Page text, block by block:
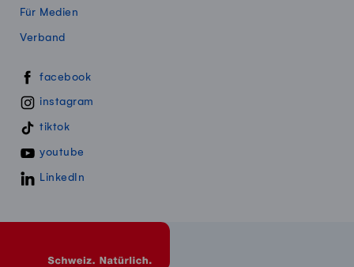
Für Medien
Verband
Swissmillk auf Social Media
facebook
instagram
tiktok
youtube
LinkedIn